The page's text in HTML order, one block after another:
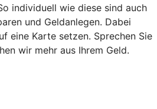
individuell wie diese sind auch
und Geldanlegen. Dabei
eine Karte setzen. Sprechen Sie
wir mehr aus Ihrem Geld.